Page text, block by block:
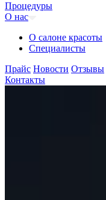
Процедуры
О нас
О салоне красоты
Специалисты
Прайс Новости Отзывы
Контакты